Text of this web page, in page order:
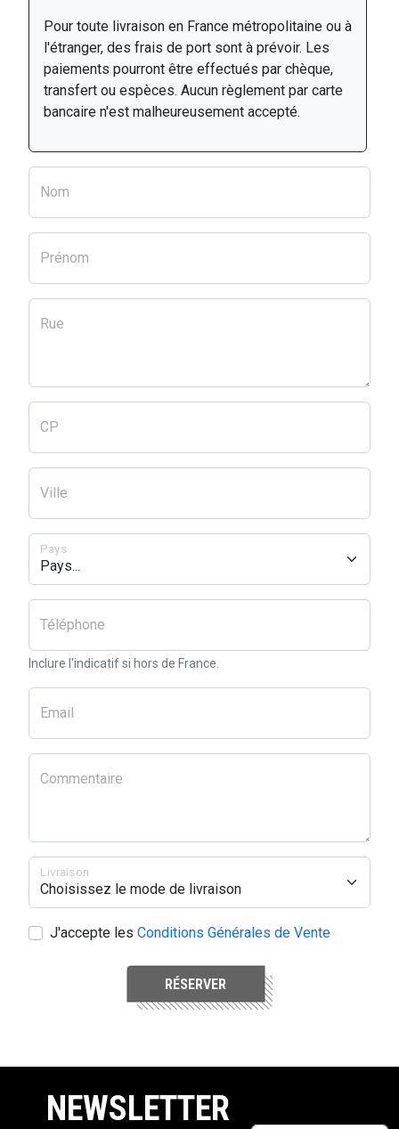
Pour toute livraison en France métropolitaine ou à
l'étranger, des frais de port sont à prévoir. Les
paiements pourront être effectués par chèque,
transfert ou espèces. Aucun règlement par carte
bancaire n'est malheureusement accepté.
Nom
Prénom
Rue
CP
Ville
Pays
Téléphone
Inclure l'indicatif si hors de France.
Email
Commentaire
Livraison
J'accepte les Conditions Générales de Vente
RÉSERVER
NEWSLETTER